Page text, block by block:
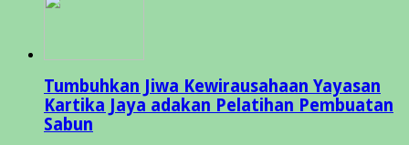
Tumbuhkan Jiwa Kewirausahaan Yayasan
Kartika Jaya adakan Pelatihan Pembuatan
Sabun